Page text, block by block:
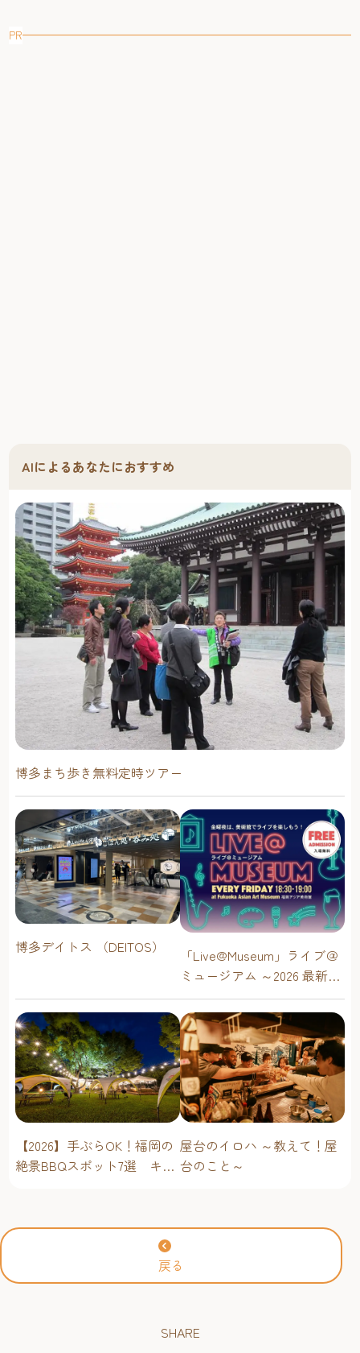
PR
AIによるあなたにおすすめ
博多まち歩き無料定時ツアー
博多デイトス （DEITOS）
「Live@Museum」ライブ＠
ミュージアム ～2026 最新イ
ベントスケジュール！【福
岡アジア美術館】
【2026】手ぶらOK！福岡の
絶景BBQスポット7選 キャ
屋台のイロハ ～教えて！屋
台のこと～
戻る
SHARE